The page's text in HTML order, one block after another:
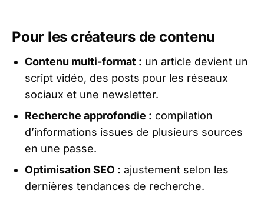
Pour les créateurs de contenu
Contenu multi-format : un article devient un
script vidéo, des posts pour les réseaux
sociaux et une newsletter.
Recherche approfondie : compilation
d’informations issues de plusieurs sources
en une passe.
Optimisation SEO : ajustement selon les
dernières tendances de recherche.